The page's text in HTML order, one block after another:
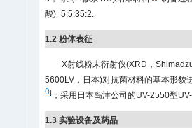
2
酸)=5:5:35:2.
1.2 粉体表征
X射线粉末衍射仪(XRD，
5600LV，日本)对抗菌材料的基本形貌
0] ；采用日本岛津公司的UV-2550型
1.3 实验设备及药品